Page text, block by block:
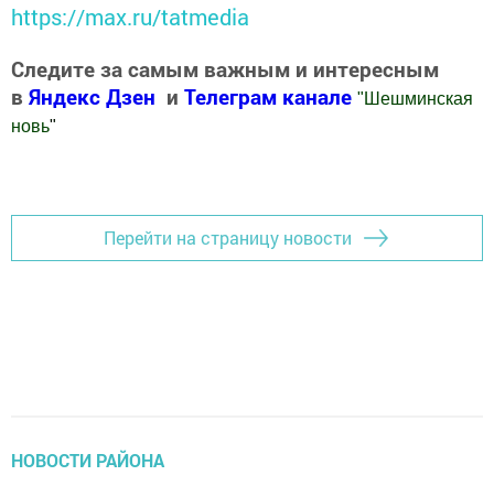
https://max.ru/tatmedia
Следите за самым важным и интересным
в Яндекс Дзен и Телеграм канале " Шешминская
новь"
Перейти на страницу новости
НОВОСТИ РАЙОНА